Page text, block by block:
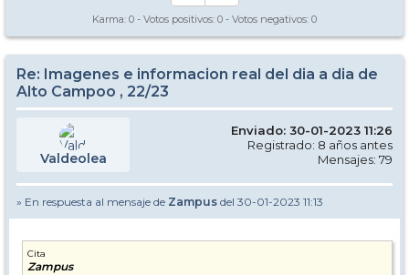
Karma: 0 - Votos positivos: 0 - Votos negativos: 0
Re: Imagenes e informacion real del dia a dia de
Alto Campoo , 22/23
Valdeolea
Enviado: 30-01-2023 11:26
Registrado: 8 años antes
Mensajes: 79
» En respuesta al mensaje de Zampus del 30-01-2023 11:13
Cita
Zampus